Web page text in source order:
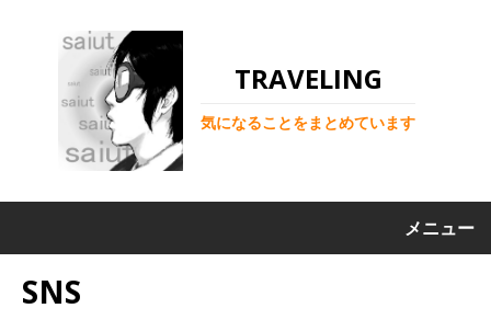
TRAVELING
気になることをまとめています
メニュー
SNS